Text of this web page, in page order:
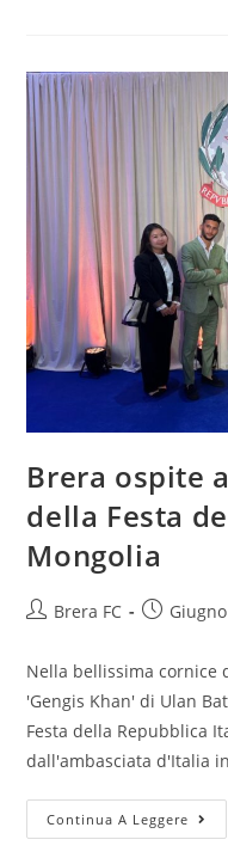
Brera ospite
della Festa
Mongolia
Brera FC
Nella bellissima cornice
'Gengis Khan' di Ulan
Festa della Repubblica
dall'ambasciata d'Italia
Continua A Leggere